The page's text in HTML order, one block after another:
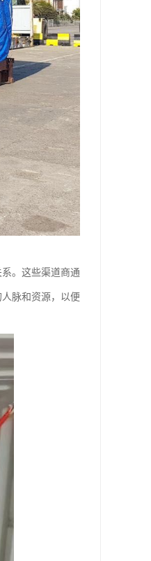
。这些渠道商通
脉和资源，以便